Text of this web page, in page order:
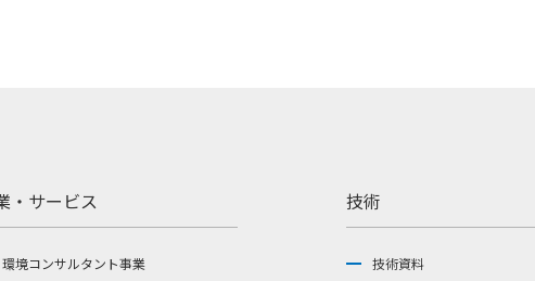
・サービス
環境コンサルタント事業
技術
技術資料